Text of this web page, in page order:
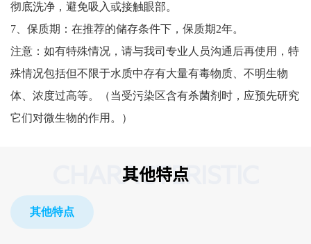
彻底洗净，避免吸入或接触眼部。
7、保质期：在推荐的储存条件下，保质期2年。
注意：如有特殊情况，请与我司专业人员沟通后再使用，特
殊情况包括但不限于水质中存有大量有毒物质、不明生物
体、浓度过高等。（当受污染区含有杀菌剂时，应预先研究
它们对微生物的作用。）
其他特点
CHARACTERISTIC
其他特点